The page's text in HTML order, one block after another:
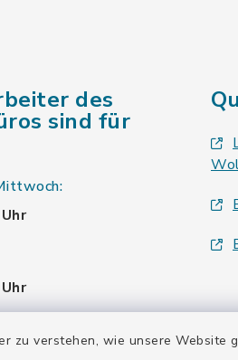
zu verstehen, wie unsere Website
des
sind für